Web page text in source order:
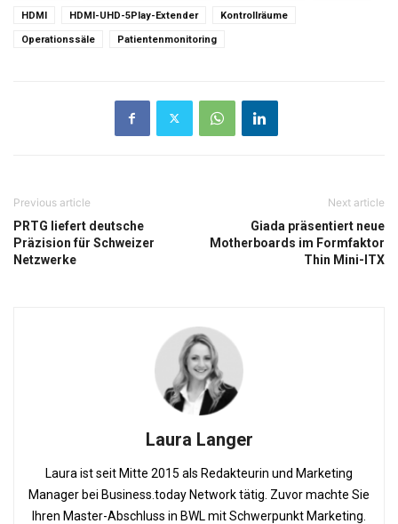
HDMI HDMI-UHD-5Play-Extender Kontrollräume
Operationssäle Patientenmonitoring
Previous article
PRTG liefert deutsche
Präzision für Schweizer
Netzwerke
Next article
Giada präsentiert neue
Motherboards im Formfaktor
Thin Mini-ITX
Laura Langer
Laura ist seit Mitte 2015 als Redakteurin und Marketing
Manager bei Business.today Network tätig. Zuvor machte Sie
Ihren Master-Abschluss in BWL mit Schwerpunkt Marketing.